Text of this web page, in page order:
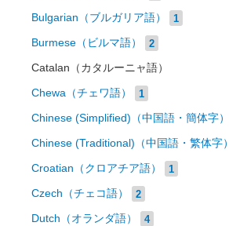
Bulgarian（ブルガリア語） 1
Burmese（ビルマ語） 2
Catalan（カタルーニャ語）
Chewa（チェワ語） 1
Chinese (Simplified)（中国語・簡体字）
Chinese (Traditional)（中国語・繁体字）
Croatian（クロアチア語） 1
Czech（チェコ語） 2
Dutch（オランダ語） 4